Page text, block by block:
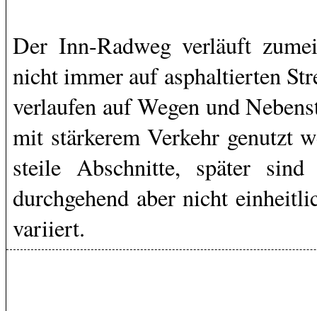
Der Inn-Radweg verläuft
nicht immer auf asphaltierten
verlaufen auf Wegen und
mit stärkerem Verkehr genutzt
steile Abschnitte, später
durchgehend aber nicht
variiert.